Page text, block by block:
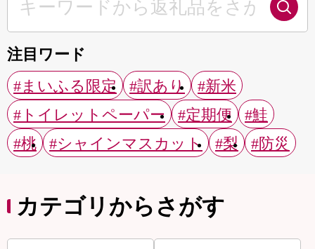
注目ワード
#まいふる限定
#訳あり
#新米
#トイレットペーパー
#定期便
#鮭
#桃
#シャインマスカット #梨 #防災
カテゴリからさがす